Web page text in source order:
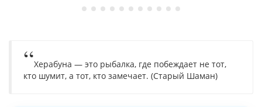
Херабуна — это рыбалка, где побеждает не тот,
кто шумит, а тот, кто замечает. (Старый Шаман)